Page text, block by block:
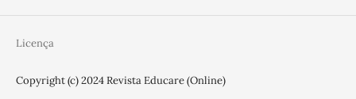
Licença
Copyright (c) 2024 Revista Educare (Online)